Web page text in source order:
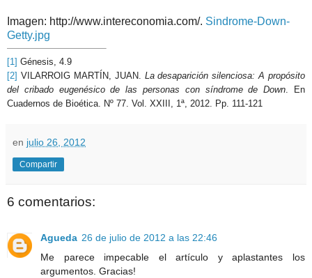
Imagen: http://www.intereconomia.com/. Sindrome-Down-
Getty.jpg
[1] Génesis, 4.9
[2] VILARROIG MARTÍN, JUAN. La desaparición silenciosa: A propósito
del cribado eugenésico de las personas con síndrome de Down . En
Cuadernos de Bioética. Nº 77. Vol. XXIII, 1ª, 2012. Pp. 111-121
en julio 26, 2012
Compartir
6 comentarios:
Agueda 26 de julio de 2012 a las 22:46
Me parece impecable el artículo y aplastantes los
argumentos. Gracias!